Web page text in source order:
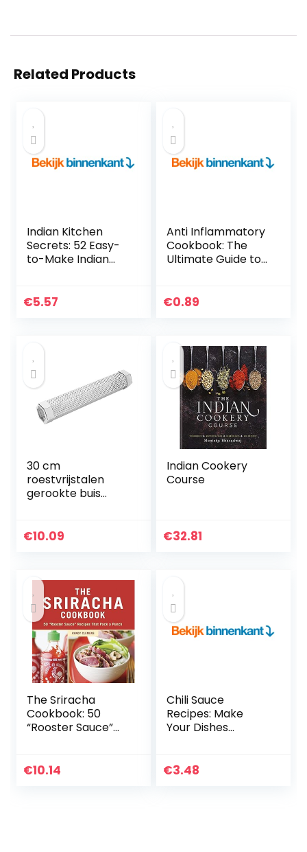
Related Products
Indian Kitchen
Secrets: 52 Easy-
to-Make Indian
Edition)
€5.57
Anti Inflammatory
Cookbook: The
Ultimate Guide to
Reduce
€0.89
30 cm
roestvrijstalen
gerookte buis
koud of warm
€10.09
Indian Cookery
Course
€32.81
The Sriracha
Cookbook: 50
“Rooster Sauce”
€10.14
Chili Sauce
Recipes: Make
Your Dishes
Edition)
€3.48